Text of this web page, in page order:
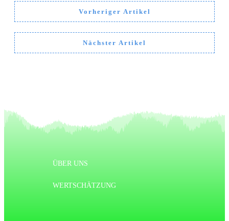
Vorheriger Artikel
Nächster Artikel
ÜBER UNS
WERTSCHÄTZUNG